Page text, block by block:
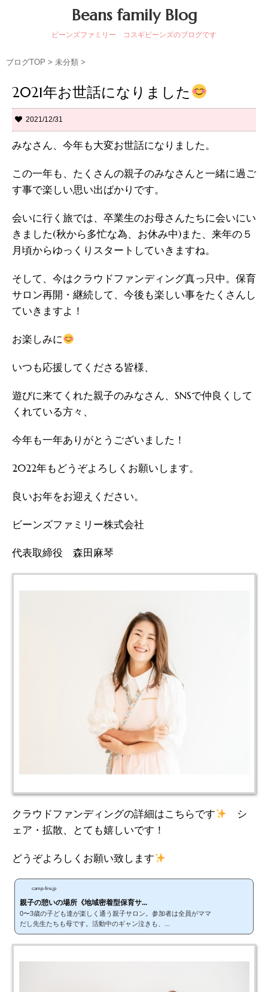
Beans family Blog
ビーンズファミリー コスギビーンズのブログです
ブログTOP > 未分類 >
2021年お世話になりました
2021/12/31
みなさん、今年も大変お世話になりました。
この一年も、たくさんの親子のみなさんと一緒に過ご
す事で楽しい思い出ばかりです。
会いに行く旅では、卒業生のお母さんたちに会いにい
きました(秋から多忙な為、お休み中)また、来年の５
月頃からゆっくりスタートしていきますね。
そして、今はクラウドファンディング真っ只中。保育
サロン再開・継続して、今後も楽しい事をたくさんし
ていきますよ！
お楽しみに
いつも応援してくださる皆様、
遊びに来てくれた親子のみなさん、SNSで仲良くして
くれている方々、
今年も一年ありがとうございました！
2022年もどうぞよろしくお願いします。
良いお年をお迎えください。
ビーンズファミリー株式会社
代表取締役 森田麻琴
クラウドファンディングの詳細はこちらです
シ
ェア・拡散、とても嬉しいです！
どうぞよろしくお願い致します
camp-fire.jp
親子の憩いの場所《地域密着型保育サ...
0〜3歳の子ども達が楽しく通う親子サロン。参加者は全員がママ
だし先生たちも母です。活動中のギャン泣きも、...